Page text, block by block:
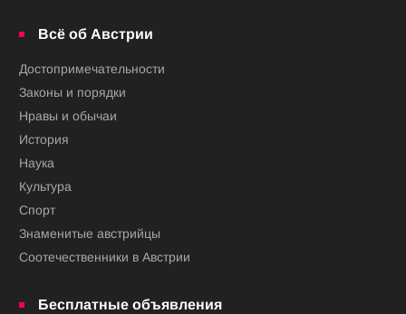
Всё об Австрии
Достопримечательности
Законы и порядки
Нравы и обычаи
История
Наука
Культура
Спорт
Знаменитые австрийцы
Соотечественники в Австрии
Бесплатные объявления